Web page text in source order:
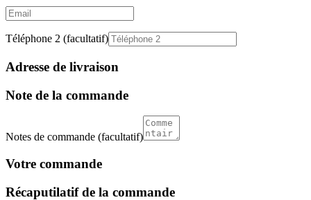
Email
Téléphone 2 (facultatif)
Adresse de livraison
Note de la commande
Notes de commande (facultatif)
Votre commande
Récaputilatif de la commande